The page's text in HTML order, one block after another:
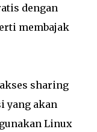
dengan
membajak
sharing
yang akan
Linux